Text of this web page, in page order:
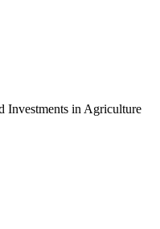
Investments in Agriculture